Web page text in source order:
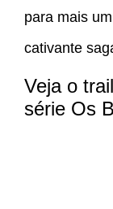
para mais
cativante
Veja o
série Os